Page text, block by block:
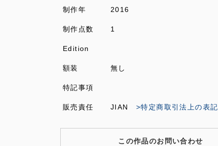
制作年 2016
制作点数 1
Edition
額装 無し
特記事項
販売責任 JIAN >特定商取引法上の表記
この作品のお問い合わせ